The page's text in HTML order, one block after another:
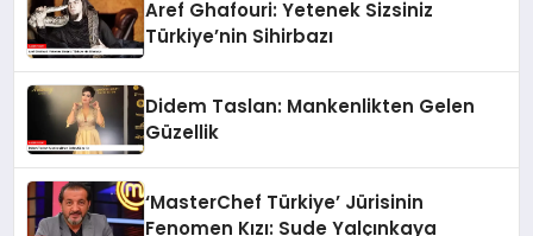
Aref Ghafouri: Yetenek Sizsiniz
Türkiye’nin Sihirbazı
Didem Taslan: Mankenlikten Gelen
Güzellik
‘MasterChef Türkiye’ Jürisinin
Fenomen Kızı: Sude Yalçınkaya